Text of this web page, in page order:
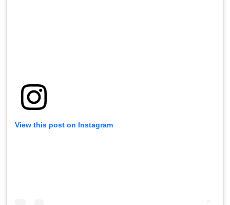
View this post on Instagram